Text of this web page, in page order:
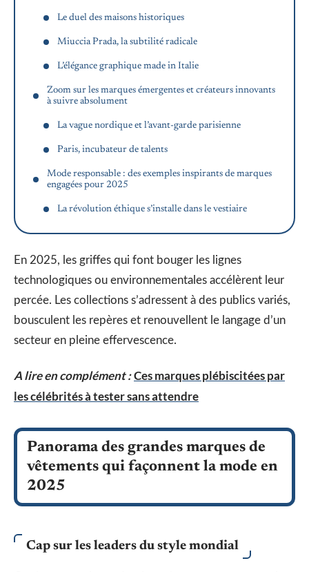
Le duel des maisons historiques
Miuccia Prada, la subtilité radicale
L’élégance graphique made in Italie
Zoom sur les marques émergentes et créateurs innovants
à suivre absolument
La vague nordique et l’avant-garde parisienne
Paris, incubateur de talents
Mode responsable : des exemples inspirants de marques
engagées pour 2025
La révolution éthique s’installe dans le vestiaire
En 2025, les griffes qui font bouger les lignes
technologiques ou environnementales accélèrent leur
percée. Les collections s’adressent à des publics variés,
bousculent les repères et renouvellent le langage d’un
secteur en pleine effervescence.
A lire en complément :Ces marques plébiscitées par
les célébrités à tester sans attendre
Panorama des grandes marques de
vêtements qui façonnent la mode en
2025
Cap sur les leaders du style mondial